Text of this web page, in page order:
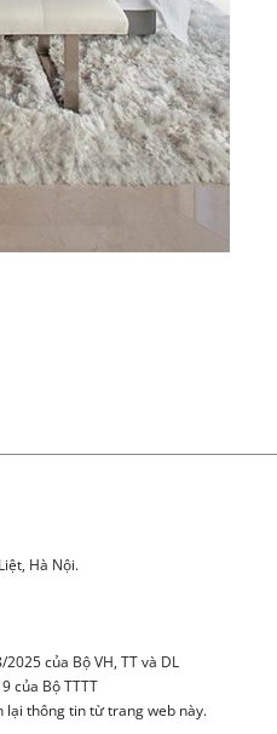
Hà Nội.
của Bộ VH, TT và DL
của Bộ TTTT
lại thông tin từ trang web này.